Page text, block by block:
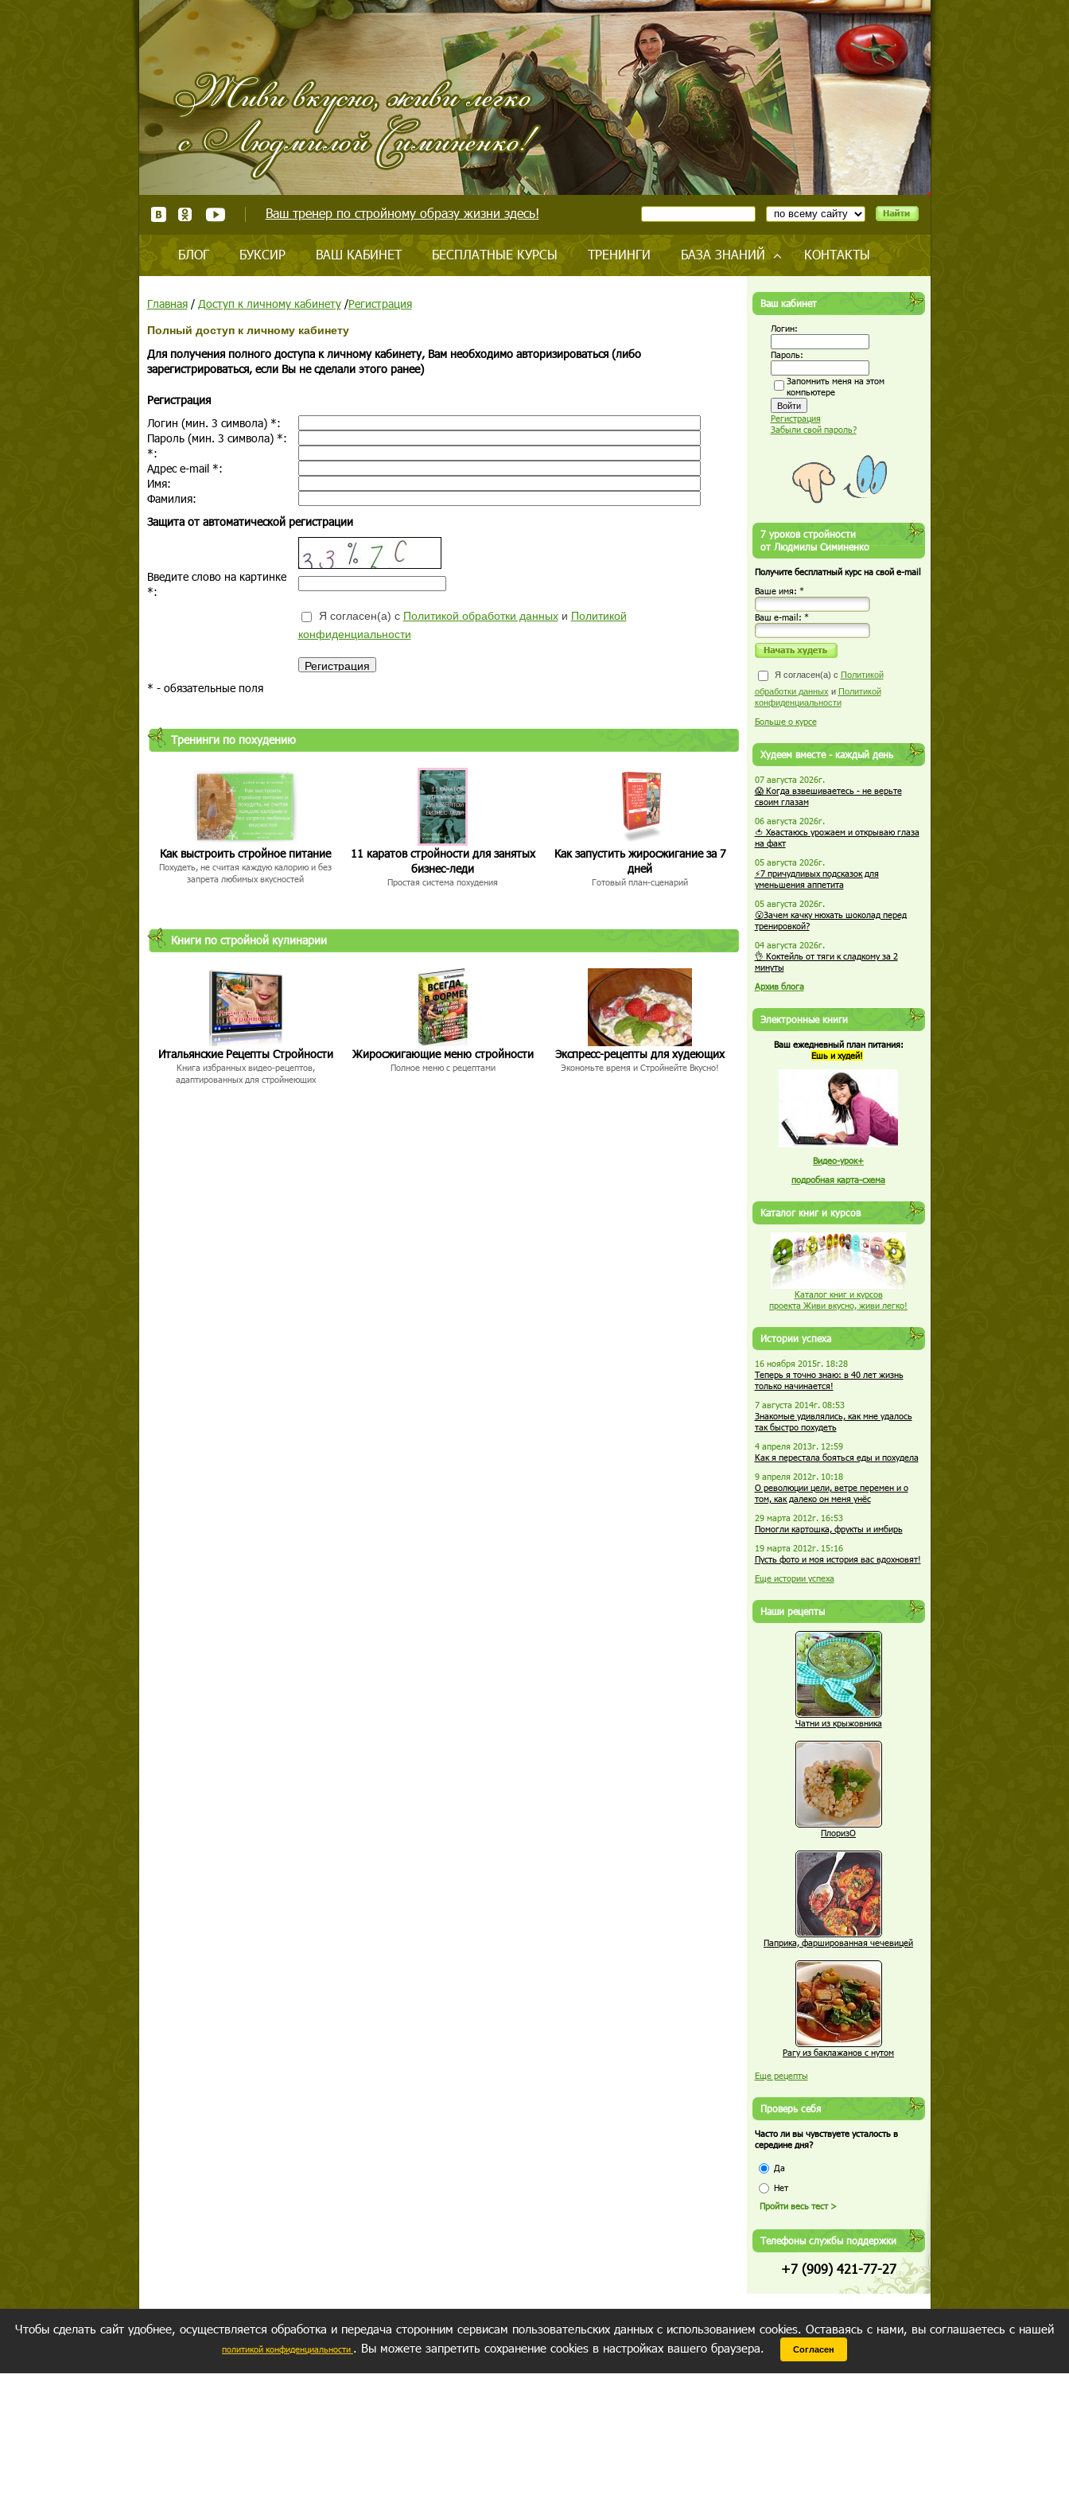
Ваш тренер по стройному образу жизни здесь!
БЛОГ БУКСИР ВАШ КАБИНЕТ БЕСПЛАТНЫЕ КУРСЫ ТРЕНИНГИ БАЗА ЗНАНИЙ КОНТАКТЫ
Главная/ Доступ к личному кабинету/Регистрация
Полный доступ к личному кабинету
Для получения полного доступа к личному кабинету, Вам необходимо авторизироваться (либо
зарегистрироваться, если Вы не сделали этого ранее)
Регистрация
Логин (мин. 3 символа) *:
Пароль (мин. 3 символа) *:
*:
Адрес e-mail *:
Имя:
Фамилия:
Защита от автоматической регистрации
Введите слово на картинке
*:
Я согласен(а) с Политикой обработки данныхи Политикой
конфиденциальности
* - обязательные поля
Тренинги по похудению
Как выстроить стройное питание
Похудеть, не считая каждую калорию и без
запрета любимых вкусностей
11 каратов стройности для занятых
бизнес-леди
Простая система похудения
Как запустить жиросжигание за 7
дней
Готовый план-сценарий
Книги по стройной кулинарии
Итальянские Рецепты Стройности
Книга избранных видео-рецептов,
адаптированных для стройнеющих
Жиросжигающие меню стройности
Полное меню с рецептами
Экспресс-рецепты для худеющих
Экономьте время и Стройнейте Вкусно!
Ваш кабинет
Логин:
Пароль:
Запомнить меня на этом
компьютере
Регистрация
Забыли свой пароль?
7 уроков стройности
от Людмилы Симиненко
Получите бесплатный курс на свой e-mail
Ваше имя: *
Ваш е-mail: *
Я согласен(а) с Политикой
обработки данных и Политикой
конфиденциальности
Больше о курсе
Худеем вместе - каждый день
07 августа 2026г.
😱 Когда взвешиваетесь - не верьте
своим глазам
06 августа 2026г.
🍅 Хвастаюсь урожаем и открываю глаза
на факт
05 августа 2026г.
⚡7 причудливых подсказок для
уменьшения аппетита
05 августа 2026г.
😮Зачем качку нюхать шоколад перед
тренировкой?
04 августа 2026г.
👌 Коктейль от тяги к сладкому за 2
минуты
Архив блога
Электронные книги
Ваш ежедневный план питания:
Ешь и худей!
Видео-урок+
подробная карта-схема
Каталог книг и курсов
Каталог книг и курсов
проекта Живи вкусно, живи легко!
Истории успеха
16 ноября 2015г. 18:28
Теперь я точно знаю: в 40 лет жизнь
только начинается!
7 августа 2014г. 08:53
Знакомые удивлялись, как мне удалось
так быстро похудеть
4 апреля 2013г. 12:59
Как я перестала бояться еды и похудела
9 апреля 2012г. 10:18
О революции цели, ветре перемен и о
том, как далеко он меня унёс
29 марта 2012г. 16:53
Помогли картошка, фрукты и имбирь
19 марта 2012г. 15:16
Пусть фото и моя история вас вдохновят!
Еще истории успеха
Наши рецепты
Чатни из крыжовника
ПлоризО
Паприка, фаршированная чечевицей
Рагу из баклажанов с нутом
Еще рецепты
Проверь себя
Часто ли вы чувствуете усталость в
середине дня?
Да
Нет
Телефоны службы поддержки
+7 (909) 421-77-27
Чтобы сделать сайт удобнее, осуществляется обработка и передача сторонним сервисам пользовательских данных с использованием cookies. Оставаясь с нами, вы соглашаетесь с нашей
политикой конфиденциальности . Вы можете запретить сохранение cookies в настройках вашего браузера. Согласен